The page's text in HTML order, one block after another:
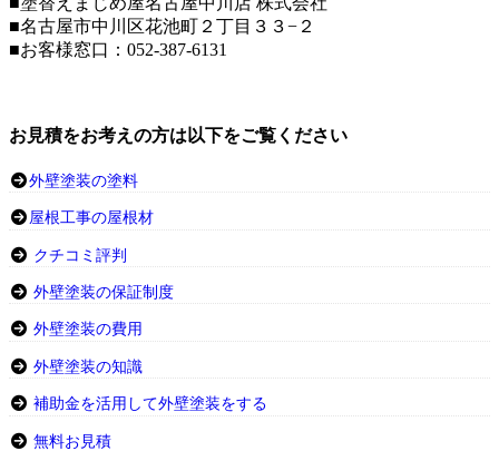
■名古屋市中川区花池町２丁目３３−２
■お客様窓口：052-387-6131
お見積をお考えの方は以下をご覧ください
外壁塗装の塗料
屋根工事の屋根材
クチコミ評判
外壁塗装の保証制度
外壁塗装の費用
外壁塗装の知識
補助金を活用して外壁塗装をする
無料お見積